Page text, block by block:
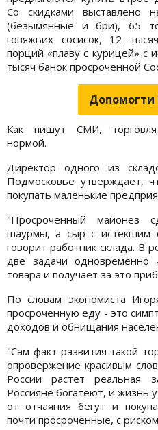
Со скидками выставлено
(безымянные и бри), 65
говяжьих сосисок, 12
порций «плаву с курицей» с
тысяч банок просроченной
Как пишут СМИ, торговля
нормой.
Директор одного из
Подмосковье утверждает,
покупать маленькие
"Просроченный майонез
шаурмы, а сыр с истекшим
говорит работник склада. В
две задачи одновременно
товара и получает за это
По словам экономиста
просроченную еду - это
доходов и обнищания
"Сам факт развития такой
опровержение красивым
России растет реальная
Россияне богатеют, и жизнь
от отчаяния бегут и
почти просроченные, с